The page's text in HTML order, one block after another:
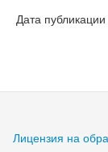
Дата
Лицензия на